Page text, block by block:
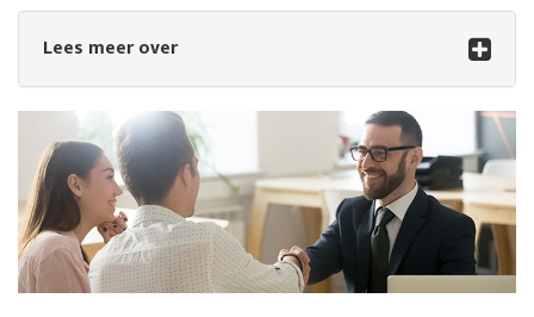
Lees meer over